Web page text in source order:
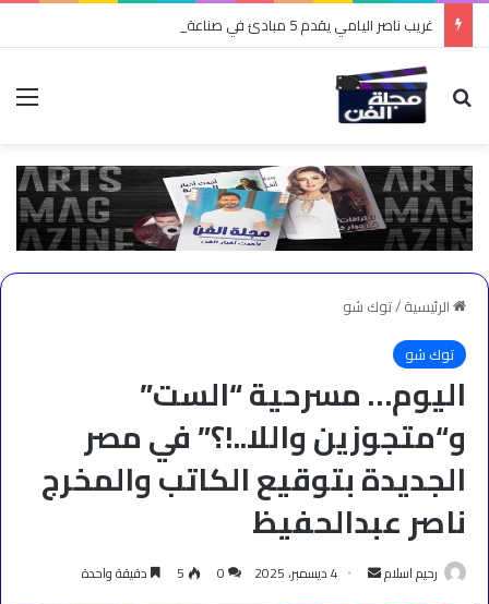
غريب ناصر اليامي يقدم 5 مبادئ في صناعة المحتوى
بحث عن
الرئيسية/توك شو
توك شو
اليوم… مسرحية “الست”
و“متجوزين واللا..!؟” في مصر
الجديدة بتوقيع الكاتب والمخرج
ناصر عبدالحفيظ
رحيم اسلام
أرسل 4 ديسمبر، 2025 0
5 دقيقة واحدة